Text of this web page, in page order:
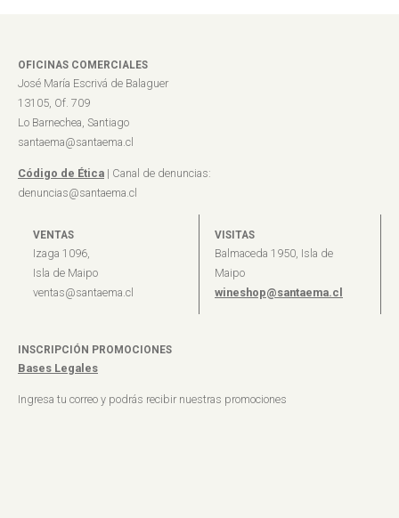
OFICINAS COMERCIALES
José María Escrivá de Balaguer
13105, Of. 709
Lo Barnechea, Santiago
santaema@santaema.cl
Código de Ética | Canal de denuncias:
denuncias@santaema.cl
VENTAS
Izaga 1096,
Isla de Maipo
ventas@santaema.cl
VISITAS
Balmaceda 1950, Isla de
Maipo
wineshop@santaema.cl
INSCRIPCIÓN PROMOCIONES
Bases Legales
Ingresa tu correo y podrás recibir nuestras promociones